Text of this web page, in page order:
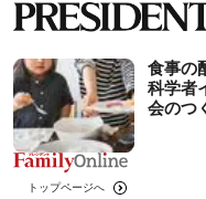
食事の
科学者
会のつ
トップページへ